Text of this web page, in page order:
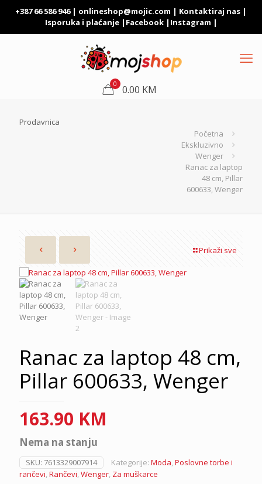
+387 66 586 946 | onlineshop@mojic.com | Kontaktiraj nas |
Isporuka i plaćanje| Facebook| Instagram |
0 0.00 KM
Prodavnica
Početna
Ekskluzivno
Wenger
Ranac za laptop
48 cm, Pillar
600633, Wenger
Prikaži sve
Ranac za laptop 48 cm,
Pillar 600633, Wenger
163.90 KM
Nema na stanju
SKU: 7613329007914 Kategorije: Moda,Poslovne torbe i
rančevi,Rančevi,Wenger, Za muškarce